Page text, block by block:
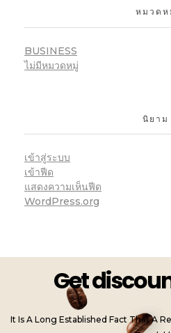
หมวดห
BUSINESS
ไม่มีหมวดหมู่
นิยาม
เข้าสู่ระบบ
เข้าฟีด
แสดงความเห็นฟีด
WordPress.org
Get
It Is A Long Established Fact That A